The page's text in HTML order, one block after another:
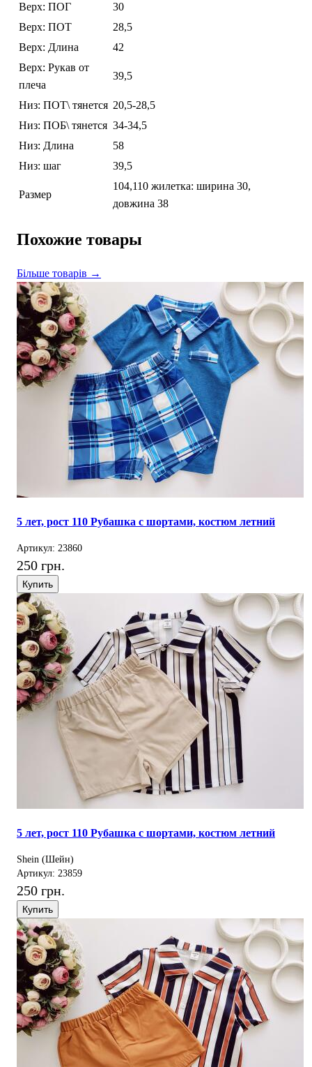
Верх: ПОГ
30
Верх: ПОТ
28,5
Верх: Длина
42
Верх: Рукав от
плеча
39,5
Низ: ПОТ\ тянется 20,5-28,5
Низ: ПОБ\ тянется 34-34,5
Низ: Длина
58
Низ: шаг
39,5
Размер
104,110 жилетка: ширина 30,
довжина 38
Похожие товары
Більше товарів →
5 лет, рост 110 Рубашка с шортами, костюм летний
Артикул: 23860
250 грн.
Купить
5 лет, рост 110 Рубашка с шортами, костюм летний
Shein (Шейн)
Артикул: 23859
250 грн.
Купить